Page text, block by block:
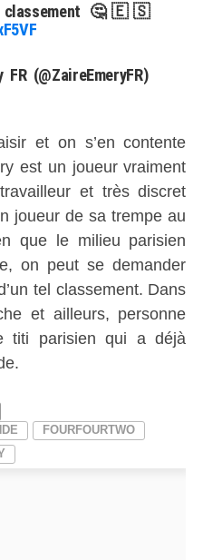
classement 🤔🇪🇸
(@ZaireEmeryFR)
et on s’en contente
est un joueur vraiment
et très discret
joueur de sa trempe au
que le milieu parisien
on peut se demander
tel classement. Dans
et ailleurs, personne
titi parisien qui a déjà
FOURFOURTWO